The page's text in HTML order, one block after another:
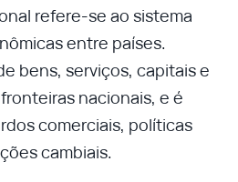
refere-se ao sistema
entre países.
bens, serviços, capitais e
nacionais, e é
comerciais, políticas
cambiais.